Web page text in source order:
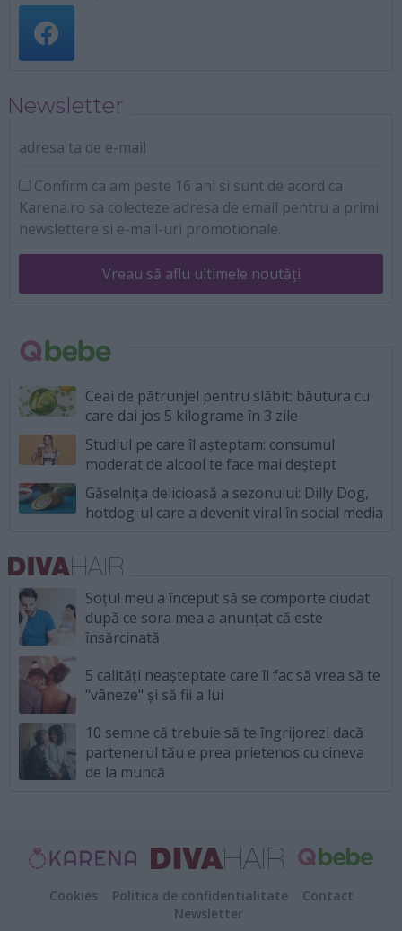
Newsletter
adresa ta de e-mail
Confirm ca am peste 16 ani si sunt de acord ca
Karena.ro sa colecteze adresa de email pentru a primi
newslettere si e-mail-uri promotionale.
Vreau să aflu ultimele noutăți
Ceai de pătrunjel pentru slăbit: băutura cu
care dai jos 5 kilograme în 3 zile
Studiul pe care îl așteptam: consumul
moderat de alcool te face mai deștept
Găselnița delicioasă a sezonului: Dilly Dog,
hotdog-ul care a devenit viral în social media
Soțul meu a început să se comporte ciudat
după ce sora mea a anunțat că este
însărcinată
5 calități neașteptate care îl fac să vrea să te
"vâneze" și să fii a lui
10 semne că trebuie să te îngrijorezi dacă
partenerul tău e prea prietenos cu cineva
de la muncă
Cookies Politica de confidentialitate
Contact
Newsletter